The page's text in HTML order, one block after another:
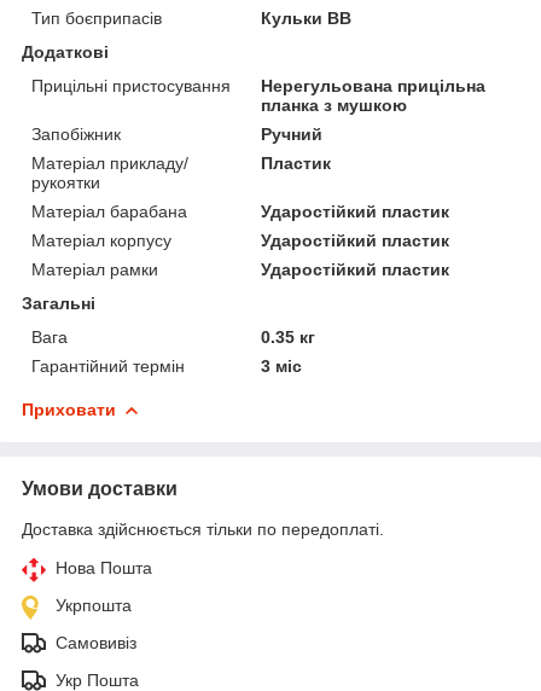
Тип боєприпасів
Кульки BB
Додаткові
Прицільні пристосування
Нерегульована прицільна
планка з мушкою
Запобіжник
Ручний
Матеріал прикладу/
рукоятки
Пластик
Матеріал барабана
Ударостійкий пластик
Матеріал корпусу
Ударостійкий пластик
Матеріал рамки
Ударостійкий пластик
Загальні
Вага
0.35 кг
Гарантійний термін
3 міс
Приховати
Умови доставки
Доставка здійснюється тільки по передоплаті.
Нова Пошта
Укрпошта
Самовивіз
Укр Пошта